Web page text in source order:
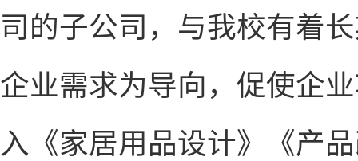
司的子公司，与我校有着
企业需求为导向，促使企
入《家居用品设计》《产